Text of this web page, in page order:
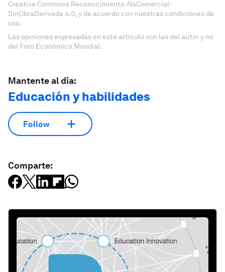
Creative Commons Reconocimiento-NoComercial-
SinObraDerivada 4.0, y de acuerdo con nuestras condiciones de
uso.
Las opiniones expresadas en este artículo son las del autor y no
del Foro Económico Mundial.
Mantente al día:
Educación y habilidades
Follow
Comparte: